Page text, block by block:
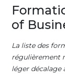
of
La liste des
régulièrement
léger décalage